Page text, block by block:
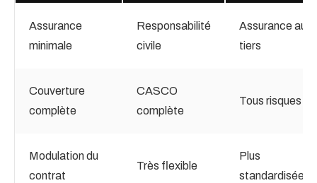
Assurance
minimale
Responsabilité
civile
Assurance au
tiers
Couverture
complète
CASCO
complète
Tous risques
Modulation du
contrat
Très flexible
Plus
standardisée